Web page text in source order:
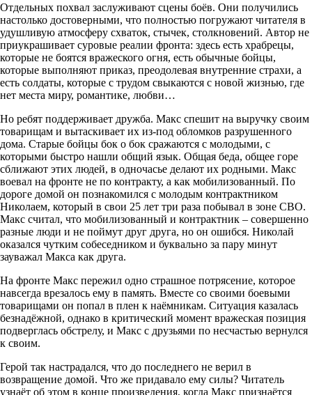
Отдельных похвал заслуживают сцены боёв. Они получились
настолько достоверными, что полностью погружают читателя в
удушливую атмосферу схваток, стычек, столкновений. Автор не
приукрашивает суровые реалии фронта: здесь есть храбрецы,
которые не боятся вражеского огня, есть обычные бойцы,
которые выполняют приказ, преодолевая внутренние страхи, а
есть солдаты, которые с трудом свыкаются с новой жизнью, где
нет места миру, романтике, любви…
Но ребят поддерживает дружба. Макс спешит на выручку своим
товарищам и вытаскивает их из-под обломков разрушенного
дома. Старые бойцы бок о бок сражаются с молодыми, с
которыми быстро нашли общий язык. Общая беда, общее горе
сближают этих людей, в одночасье делают их родными. Макс
воевал на фронте не по контракту, а как мобилизованный. По
дороге домой он познакомился с молодым контрактником
Николаем, который в свои 25 лет три раза побывал в зоне СВО.
Макс считал, что мобилизованный и контрактник – совершенно
разные люди и не поймут друг друга, но он ошибся. Николай
оказался чутким собеседником и буквально за пару минут
зауважал Макса как друга.
На фронте Макс пережил одно страшное потрясение, которое
навсегда врезалось ему в память. Вместе со своими боевыми
товарищами он попал в плен к наёмникам. Ситуация казалась
безнадёжной, однако в критический момент вражеская позиция
подверглась обстрелу, и Макс с друзьями по несчастью вернулся
к своим.
Герой так настрадался, что до последнего не верил в
возвращение домой. Что же придавало ему силы? Читатель
узнаёт об этом в конце произведения, когда Макс признаётся